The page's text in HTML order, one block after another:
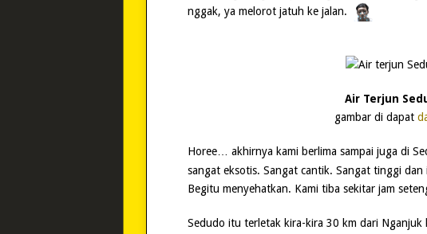
nggak, ya melorot jatuh ke jalan.
Air Terjun
gambar di dapat
Horee… akhirnya kami berlima sampai juga di
sangat eksotis. Sangat cantik. Sangat tinggi
Begitu menyehatkan. Kami tiba sekitar jam
Sedudo itu terletak kira-kira 30 km dari Nganjuk